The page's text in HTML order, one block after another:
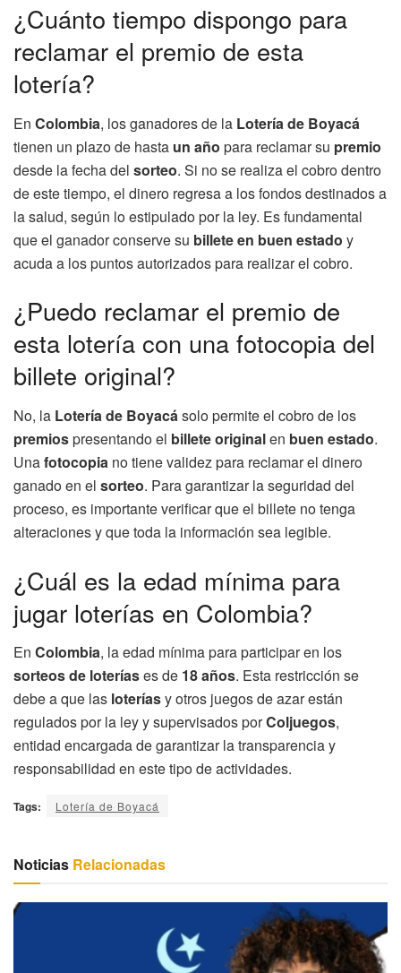
¿Cuánto tiempo dispongo para
reclamar el premio de esta
lotería?
En Colombia, los ganadores de la Lotería de Boyacá
tienen un plazo de hasta un año para reclamar su premio
desde la fecha del sorteo. Si no se realiza el cobro dentro
de este tiempo, el dinero regresa a los fondos destinados a
la salud, según lo estipulado por la ley. Es fundamental
que el ganador conserve su billete en buen estado y
acuda a los puntos autorizados para realizar el cobro.
¿Puedo reclamar el premio de
esta lotería con una fotocopia del
billete original?
No, la Lotería de Boyacásolo permite el cobro de los
premiospresentando el billete originalen buen estado.
Unafotocopia no tiene validez para reclamar el dinero
ganado en el sorteo. Para garantizar la seguridad del
proceso, es importante verificar que el billete no tenga
alteraciones y que toda la información sea legible.
¿Cuál es la edad mínima para
jugar loterías en Colombia?
En Colombia, la edad mínima para participar en los
sorteos de loteríases de 18 años. Esta restricción se
debe a que las loteríasy otros juegos de azar están
regulados por la ley y supervisados porColjuegos,
entidad encargada de garantizar la transparencia y
responsabilidad en este tipo de actividades.
Tags: Lotería de Boyacá
Noticias Relacionadas